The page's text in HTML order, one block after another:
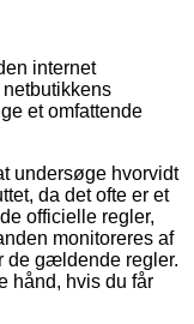
internet
et omfattende
undersøge hvorvidt
da det ofte er et
officielle regler,
monitoreres af
de gældende regler.
hånd, hvis du får